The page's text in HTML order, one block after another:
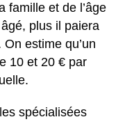
famille et de l’âge
plus il paiera
estime qu’un
10 et 20 € par
spécialisées